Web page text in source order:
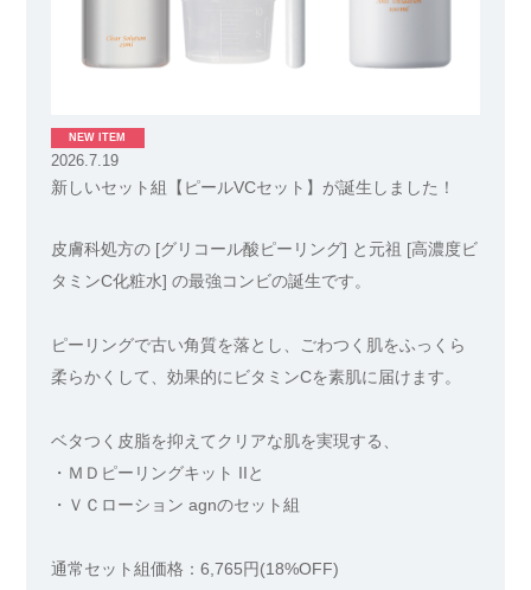
NEW ITEM
2026.7.19
新しいセット組【ピールVCセット】が誕生しました！
皮膚科処方の [グリコール酸ピーリング] と元祖 [高濃度ビ
タミンC化粧水] の最強コンビの誕生です。
ピーリングで古い角質を落とし、ごわつく肌をふっくら
柔らかくして、効果的にビタミンCを素肌に届けます。
ベタつく皮脂を抑えてクリアな肌を実現する、
・ＭＤピーリングキット IIと
・ＶＣローション agnのセット組
通常セット組価格：6,765円(18%OFF)